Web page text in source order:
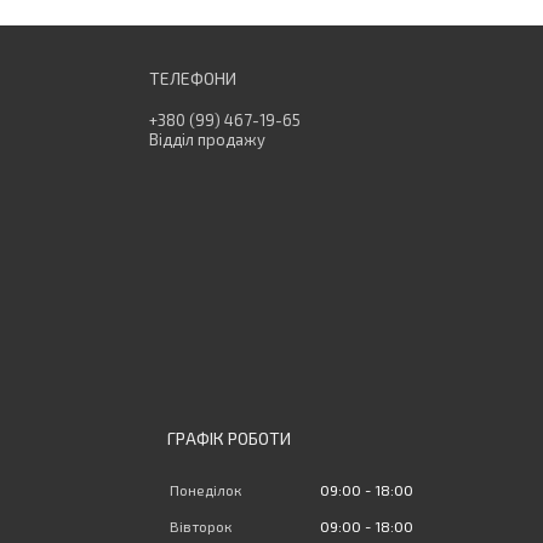
+380 (99) 467-19-65
Відділ продажу
ГРАФІК РОБОТИ
Понеділок 09:00 18:00
Вівторок 09:00 18:00